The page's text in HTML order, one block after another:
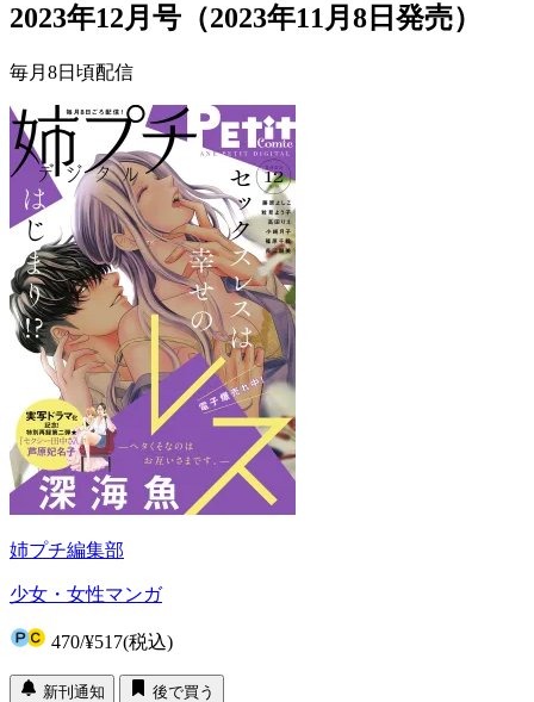
2023年12月号（2023年11月8日発売）
毎月8日頃配信
姉プチ編集部
少女・女性マンガ
470/¥517(税込)
新刊通知
後で買う